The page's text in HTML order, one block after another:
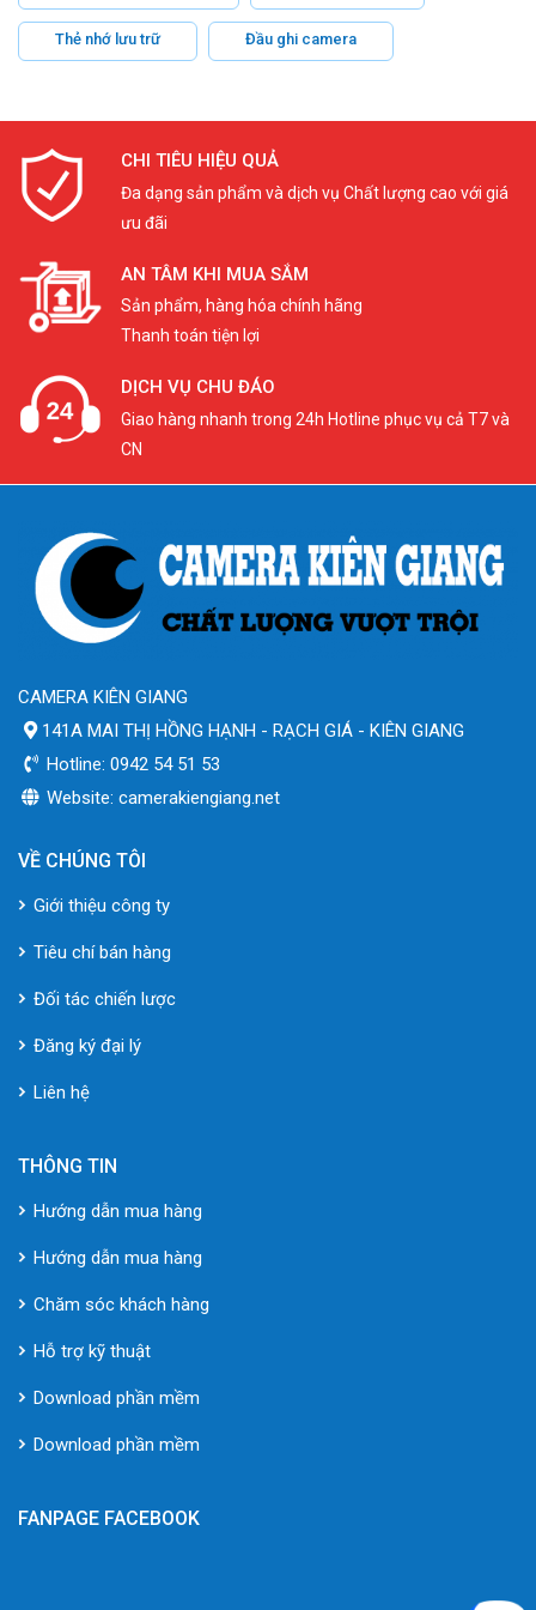
Thẻ nhớ lưu trữ Đầu ghi camera
CHI TIÊU HIỆU QUẢ
Đa dạng sản phẩm và dịch vụ Chất lượng cao với giá
ưu đãi
AN TÂM KHI MUA SẮM
Sản phẩm, hàng hóa chính hãng
Thanh toán tiện lợi
DỊCH VỤ CHU ĐÁO
Giao hàng nhanh trong 24h Hotline phục vụ cả T7 và
CN
CAMERA KIÊN GIANG
141A MAI THỊ HỒNG HẠNH - RẠCH GIÁ - KIÊN GIANG
Hotline: 0942 54 51 53
Website: camerakiengiang.net
VỀ CHÚNG TÔI
Giới thiệu công ty
Tiêu chí bán hàng
Đối tác chiến lược
Đăng ký đại lý
Liên hệ
THÔNG TIN
Hướng dẫn mua hàng
Hướng dẫn mua hàng
Chăm sóc khách hàng
Hỗ trợ kỹ thuật
Download phần mềm
Download phần mềm
FANPAGE FACEBOOK